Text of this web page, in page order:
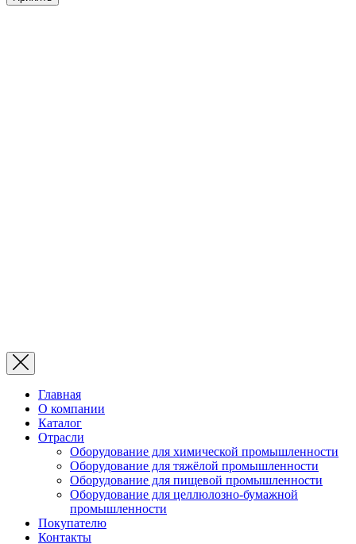
Главная
О компании
Каталог
Отрасли
Оборудование для химической промышленности
Оборудование для тяжёлой промышленности
Оборудование для пищевой промышленности
Оборудование для целлюлозно-бумажной
промышленности
Покупателю
Контакты